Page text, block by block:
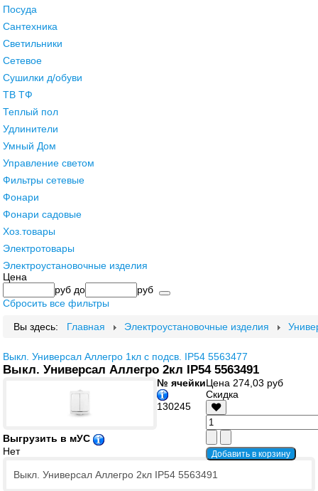
Посуда
Сантехника
Светильники
Сетевое
Сушилки д/обуви
ТВ ТФ
Теплый пол
Удлинители
Умный Дом
Управление светом
Фильтры сетевые
Фонари
Фонари садовые
Хоз.товары
Электротовары
Электроустановочные изделия
Цена
руб до
руб
Сбросить все фильтры
Вы здесь: Главная Электроустановочные изделия
Выкл. Универсал Аллегро 1кл с подсв. IP54 5563477
Выкл. Универсал Аллегро 2кл IP54 5563491
Цена 274,03 руб
Скидка
№ ячейки
130245
Выгрузить в мУС
Нет
Выкл. Универсал Аллегро 2кл IP54 5563491